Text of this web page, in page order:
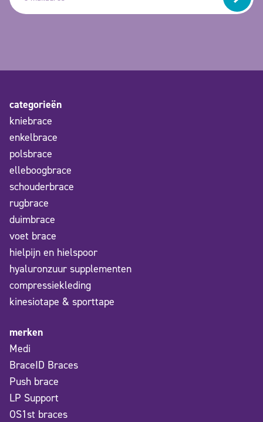
categorieën
kniebrace
enkelbrace
polsbrace
elleboogbrace
schouderbrace
rugbrace
duimbrace
voet brace
hielpijn en hielspoor
hyaluronzuur supplementen
compressiekleding
kinesiotape & sporttape
merken
Medi
BraceID Braces
Push brace
LP Support
OS1st braces